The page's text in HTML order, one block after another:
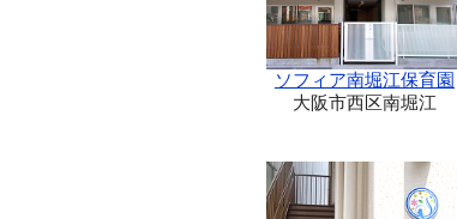
メール※
上に表示され
ソフィア南堀江保育園
大阪市西区南堀江